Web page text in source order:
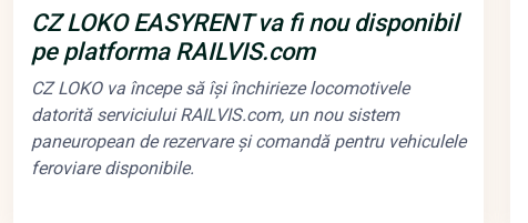
CZ LOKO EASYRENT va fi nou disponibil
pe platforma RAILVIS.com
CZ LOKO va începe să își închirieze locomotivele
datorită serviciului RAILVIS.com, un nou sistem
paneuropean de rezervare și comandă pentru vehiculele
feroviare disponibile.